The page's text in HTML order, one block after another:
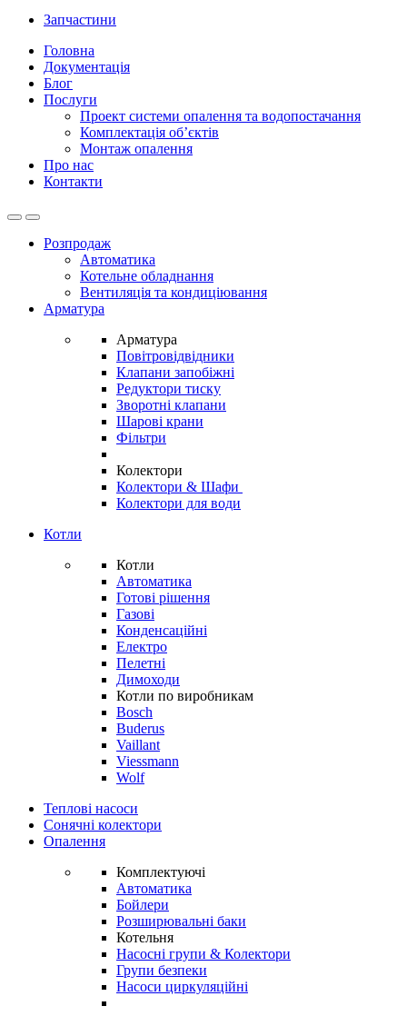
Запчастини
Головна
Документація
Блог
Послуги
Проект системи опалення та водопостачання
Комплектація об’єктів
Монтаж опалення
Про нас
Контакти
OpenClose
Розпродаж
Автоматика
Котельне обладнання
Вентиляція та кондиціювання
Арматура
Арматура
Повітровідвідники
Клапани запобіжні
Редуктори тиску
Зворотні клапани
Шарові крани
Фільтри
Колектори
Колектори & Шафи
Колектори для води
Котли
Котли
Автоматика
Готові рішення
Газові
Конденсаційні
Електро
Пелетні
Димоходи
Котли по виробникам
Bosch
Buderus
Vaillant
Viessmann
Wolf
Теплові насоси
Сонячні колектори
Опалення
Комплектуючі
Автоматика
Бойлери
Розширювальні баки
Котельня
Насосні групи & Колектори
Групи безпеки
Насоси циркуляційні